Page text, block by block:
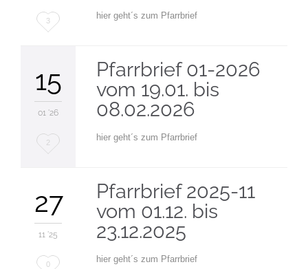
Love
3
hier geht´s zum Pfarrbrief
15
01 '26
Love
2
Pfarrbrief 01-2026
vom 19.01. bis
08.02.2026
hier geht´s zum Pfarrbrief
27
11 '25
Love
0
Pfarrbrief 2025-11
vom 01.12. bis
23.12.2025
hier geht´s zum Pfarrbrief